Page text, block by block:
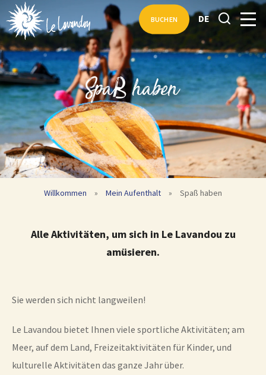
BUCHEN DE
Spaß haben
Willkommen » Mein Aufenthalt » Spaß haben
Alle Aktivitäten, um sich in Le Lavandou zu
amüsieren.
Sie werden sich nicht langweilen!
Le Lavandou bietet Ihnen viele sportliche Aktivitäten; am
Meer, auf dem Land, Freizeitaktivitäten für Kinder, und
kulturelle Aktivitäten das ganze Jahr über.